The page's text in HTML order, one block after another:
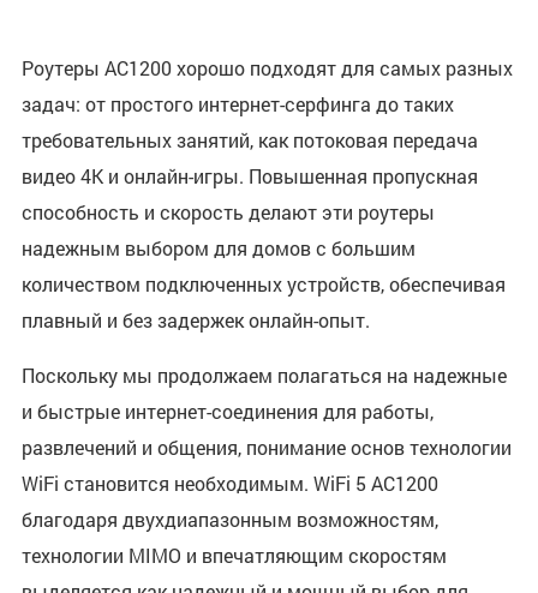
Роутеры AC1200 хорошо подходят для самых разных
задач: от простого интернет-серфинга до таких
требовательных занятий, как потоковая передача
видео 4K и онлайн-игры. Повышенная пропускная
способность и скорость делают эти роутеры
надежным выбором для домов с большим
количеством подключенных устройств, обеспечивая
плавный и без задержек онлайн-опыт.
Поскольку мы продолжаем полагаться на надежные
и быстрые интернет-соединения для работы,
развлечений и общения, понимание основ технологии
WiFi становится необходимым. WiFi 5 AC1200
благодаря двухдиапазонным возможностям,
технологии MIMO и впечатляющим скоростям